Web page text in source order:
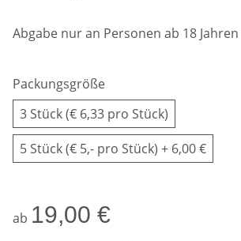
Abgabe nur an Personen ab 18 Jahren
Packungsgröße
3 Stück (€ 6,33 pro Stück)
5 Stück (€ 5,- pro Stück) + 6,00 €
ab 19,00 €